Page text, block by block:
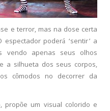
e terror, mas na dose certa
poderá ‘sentir’ a
vendo apenas seus olhos
a silhueta dos seus corpos,
cômodos no decorrer da
propõe um visual colorido e